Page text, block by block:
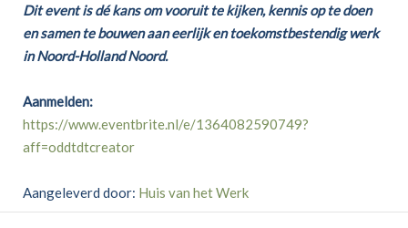
Dit event is dé kans om vooruit te kijken, kennis op te doen
en samen te bouwen aan eerlijk en toekomstbestendig werk
in Noord-Holland Noord.
Aanmelden:
https://www.eventbrite.nl/e/1364082590749?
aff=oddtdtcreator
Aangeleverd door: Huis van het Werk